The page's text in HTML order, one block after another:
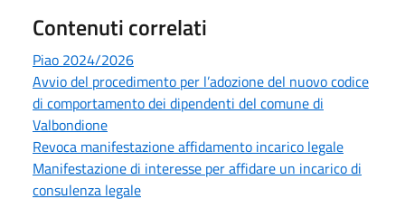
Contenuti correlati
Piao 2024/2026
Avvio del procedimento per l’adozione del nuovo codice
di comportamento dei dipendenti del comune di
Valbondione
Revoca manifestazione affidamento incarico legale
Manifestazione di interesse per affidare un incarico di
consulenza legale